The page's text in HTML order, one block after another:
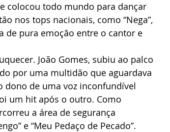
colocou todo mundo para dançar
nos tops nacionais, como “Nega”,
de pura emoção entre o cantor e
João Gomes, subiu ao palco
por uma multidão que aguardava
dono de uma voz inconfundível
um hit após o outro. Como
a área de segurança
e “Meu Pedaço de Pecado”.